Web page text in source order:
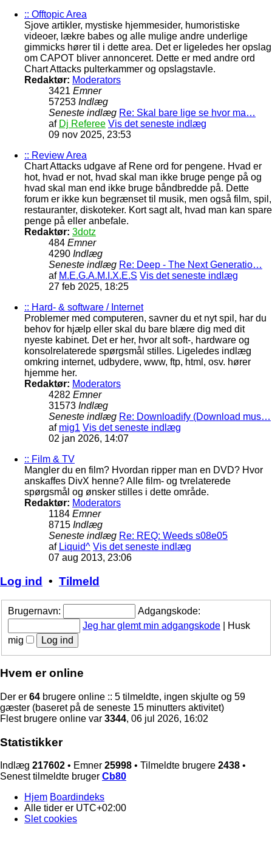
:: Offtopic Area
Sjove artikler, mystiske hjemmesider, humoristiske
videoer, lækre babes og alle mulige andre underlige
gimmicks hører til i dette area. Det er ligeledes her opslag
om CAPOT bliver annonceret. Dette er med andre ord
Chart Attacks pulterkammer og opslagstavle.
Redaktør: Moderators
3421 Emner
57253 Indlæg
Seneste indlæg Re: Skal bare lige se hvor ma…
af Dj Referee Vis det seneste indlæg
09 nov 2025, 23:53
:: Review Area
Chart Attacks udgave af Rene ord for pengene. Hvad er
hot, hvad er not, hvad skal man ikke bruge penge på og
hvad skal man end ikke bruge båndbredde på. Dette
forum er ikke kun begrænset til musik, men også film, spil,
restauranter, diskoteker. Kort sagt alt, hvad man kan spare
penge på eller anbefale.
Redaktør: 3dotz
484 Emner
4290 Indlæg
Seneste indlæg Re: Deep - The Next Generatio…
af M.E.G.A.M.I.X.E.S Vis det seneste indlæg
27 feb 2025, 18:25
:: Hard- & software / Internet
Problemer med computeren, savner du et nyt spil, har du
behov for hjælp eller skal du bare blære dig med dit
nyeste kabinet. Det er her, hvor alt soft-, hardware og
konsolrelaterede spørgsmål stilles. Ligeledes indlæg
omkring internet, udbydere, www, ftp, html, osv. hører
hjemme her.
Redaktør: Moderators
4282 Emner
31573 Indlæg
Seneste indlæg Re: Downloadify (Download mus…
af mig1 Vis det seneste indlæg
02 jan 2026, 14:07
:: Film & TV
Mangler du en film? Hvordan ripper man en DVD? Hvor
anskaffes DivX henne? Alle film- og tvrelaterede
spørgsmål og ønsker stilles i dette område.
Redaktør: Moderators
1184 Emner
8715 Indlæg
Seneste indlæg Re: REQ: Weeds s08e05
af Liquid^ Vis det seneste indlæg
07 aug 2013, 23:06
Log ind • Tilmeld
Brugernavn:
Adgangskode:
Jeg har glemt min adgangskode
Husk
mig
Hvem er online
Der er 64 brugere online :: 5 tilmeldte, ingen skjulte og 59
gæster (baseret på de seneste 15 minutters aktivitet)
Flest brugere online var 3344, 06 jul 2026, 16:02
Statistikker
Indlæg 217602 • Emner 25998 • Tilmeldte brugere 2438 •
Senest tilmeldte bruger Cb80
Hjem Boardindeks
Alle tider er UTC+02:00
Slet cookies